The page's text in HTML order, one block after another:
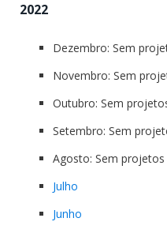
2022
Dezembro: Sem
Novembro: Sem
Outubro: Sem
Setembro: Sem
Agosto: Sem
Julho
Junho